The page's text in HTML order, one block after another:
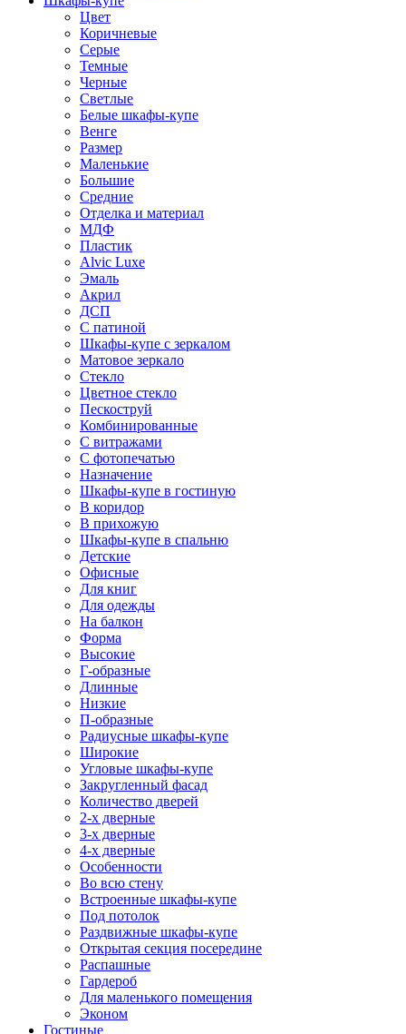
Цвет
Коричневые
Серые
Темные
Черные
Светлые
Белые шкафы-купе
Венге
Размер
Маленькие
Большие
Средние
Отделка и материал
МДФ
Пластик
Alvic Luxe
Эмаль
Акрил
ДСП
С патиной
Шкафы-купе с зеркалом
Матовое зеркало
Стекло
Цветное стекло
Пескоструй
Комбинированные
С витражами
С фотопечатью
Назначение
Шкафы-купе в гостиную
В коридор
В прихожую
Шкафы-купе в спальню
Детские
Офисные
Для книг
Для одежды
На балкон
Форма
Высокие
Г-образные
Длинные
Низкие
П-образные
Радиусные шкафы-купе
Широкие
Угловые шкафы-купе
Закругленный фасад
Количество дверей
2-х дверные
3-х дверные
4-х дверные
Особенности
Во всю стену
Встроенные шкафы-купе
Под потолок
Раздвижные шкафы-купе
Открытая секция посередине
Распашные
Гардероб
Для маленького помещения
Эконом
Гостиные